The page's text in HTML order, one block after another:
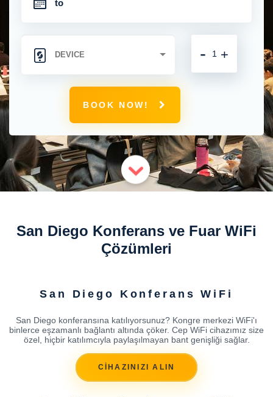
+
-
BOOK NOW!
San Diego Konferans ve Fuar WiFi
Çözümleri
San Diego Konferans WiFi
San Diego konferansına katılıyorsunuz? Kongre merkezi WiFi'ı
binlerce eşzamanlı bağlantı altında çöker. Cep WiFi cihazımız size
özel, hiçbir katılımcıyla paylaşılmayan bant genişliği sağlar.
CİHAZINIZI ALIN